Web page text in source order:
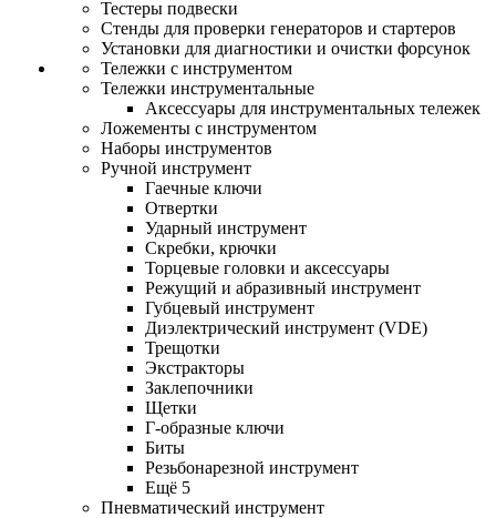
Тестеры подвески
Стенды для проверки генераторов и стартеров
Установки для диагностики и очистки форсунок
Тележки с инструментом
Тележки инструментальные
Аксессуары для инструментальных тележек
Ложементы с инструментом
Наборы инструментов
Ручной инструмент
Гаечные ключи
Отвертки
Ударный инструмент
Скребки, крючки
Торцевые головки и аксессуары
Режущий и абразивный инструмент
Губцевый инструмент
Диэлектрический инструмент (VDE)
Трещотки
Экстракторы
Заклепочники
Щетки
Г-образные ключи
Биты
Резьбонарезной инструмент
Ещё 5
Пневматический инструмент